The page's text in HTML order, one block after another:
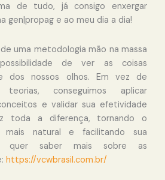
de tudo, já consigo enxergar
gen|propag e ao meu dia a dia!
uma metodologia mão na massa
de ver as coisas
dos nossos olhos. Em vez de
conseguimos aplicar
e validar sua efetividade
toda a diferença, tornando o
mais natural e facilitando sua
quer saber mais sobre as
https://vcwbrasil.com.br/